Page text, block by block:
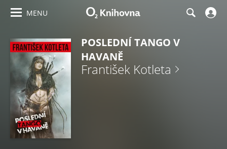
MENU
POSLEDNÍ TANGO V
HAVANĚ
František Kotleta